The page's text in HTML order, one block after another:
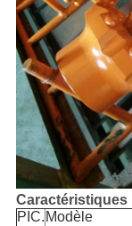
Caractéristiques
PIC. Modèle